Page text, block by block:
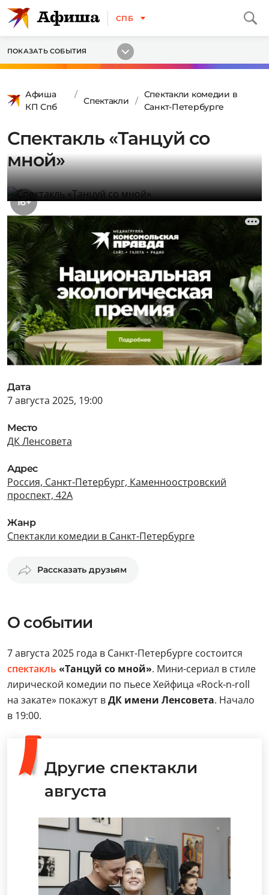
СПБ
ПОКАЗАТЬ СОБЫТИЯ
Афиша
КП Спб
Спектакли
Спектакли комедии в
Санкт-Петербурге
Спектакль «Танцуй со
мной»
16+
Дата
7 августа 2025, 19:00
Место
ДК Ленсовета
Адрес
Россия, Санкт-Петербург, Каменноостровский
проспект, 42А
Жанр
Спектакли комедии в Санкт-Петербурге
Рассказать друзьям
О событии
7 августа 2025 года в Санкт-Петербурге состоится
спектакль «Танцуй со мной». Мини-сериал в стиле
лирической комедии по пьесе Хейфица «Rock-n-roll
на закате» покажут вДК имени Ленсовета. Начало
в 19:00.
Другие спектакли
августа